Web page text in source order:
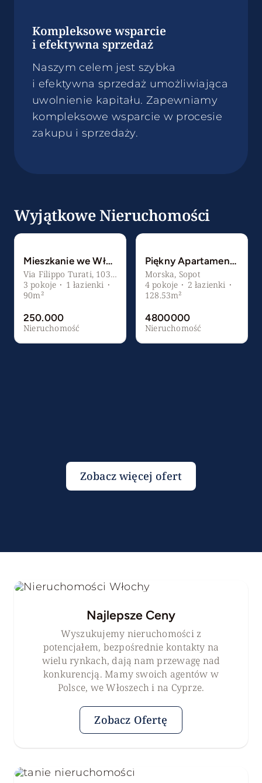
Kompleksowe wsparcie
i efektywna sprzedaż
Naszym celem jest szybka
i efektywna sprzedaż umożliwiająca
uwolnienie kapitału. Zapewniamy
kompleksowe wsparcie w procesie
zakupu i sprzedaży.
Wyjątkowe Nieruchomości
Mieszkanie we Włoszech blisko plaży – Giulianova, Abruzja
Via Filippo Turati, 103, Giulianova, Prowincja Teramo, Włochy
3 pokoje · 1 łazienki ·
90m²
250.000
Nieruchomość
Piękny Apartament w Sopocie / Umeblowany / GARAŻ
Morska, Sopot
4 pokoje · 2 łazienki ·
128.53m²
4800000
Nieruchomość
Zobacz więcej ofert
Najlepsze Ceny
Wyszukujemy nieruchomości z
potencjałem, bezpośrednie kontakty na
wielu rynkach, dają nam przewagę nad
konkurencją. Mamy swoich agentów w
Polsce, we Włoszech i na Cyprze.
Zobacz Ofertę